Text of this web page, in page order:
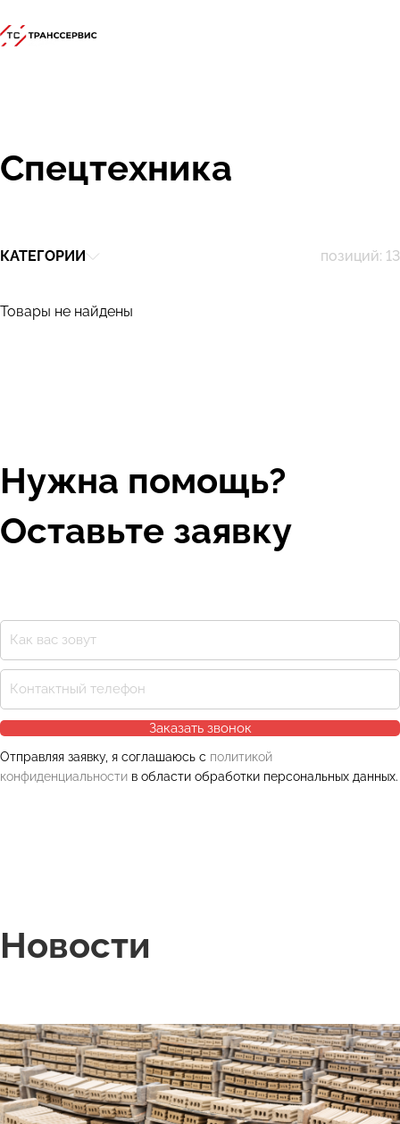
Спецтехника
КАТЕГОРИИ
Товары не найдены
Нужна помощь?
Оставьте заявку
Заказать звонок
Отправляя заявку, я соглашаюсь с политикой
конфиденциальности в области обработки персональных данных.
Новости